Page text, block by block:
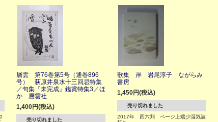
層雲 第76巻第5号（通巻896
号） 荻原井泉水十三回忌特集
／句集『未完成』鑑賞特集3／ほ
か 層雲社
1,400円(税込)
売り切れました
歌集 岸 岩尾淳子 ながらみ
書房
1,450円(税込)
売り切れました
2017年 四六判 ページ上端少湿気波